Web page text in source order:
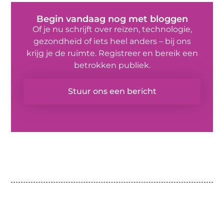
Begin vandaag nog met bloggen
Of je nu schrijft over reizen, technologie,
gezondheid of iets heel anders – bij ons
krijg je de ruimte. Registreer en bereik een
betrokken publiek.
Stuur ons een bericht